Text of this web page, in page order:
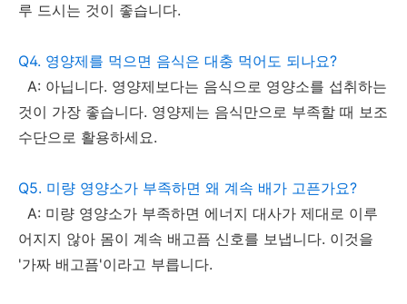
루 드시는 것이 좋습니다.
Q4. 영양제를 먹으면 음식은 대충 먹어도 되나요?
A: 아닙니다. 영양제보다는 음식으로 영양소를 섭취하는
것이 가장 좋습니다. 영양제는 음식만으로 부족할 때 보조
수단으로 활용하세요.
Q5. 미량 영양소가 부족하면 왜 계속 배가 고픈가요?
A: 미량 영양소가 부족하면 에너지 대사가 제대로 이루
어지지 않아 몸이 계속 배고픔 신호를 보냅니다. 이것을
'가짜 배고픔'이라고 부릅니다.